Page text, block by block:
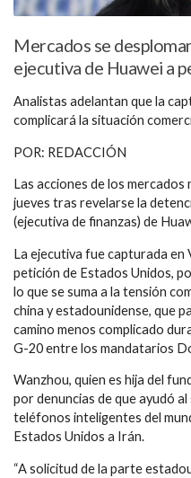
Mercados se
ejecutiva de Huawei a
Analistas adelantan que la
complicará la situación
POR: REDACCIÓN
Las acciones de los
jueves tras revelarse la
(ejecutiva de finanzas) de
La ejecutiva fue capturada en
petición de Estados Unidos,
lo que se suma a la tensión
china y estadounidense, que
camino menos complicado
G-20 entre los mandatarios
Wanzhou, quien es hija del
por denuncias de que ayudó
teléfonos inteligentes del
Estados Unidos a Irán.
“A solicitud de la parte